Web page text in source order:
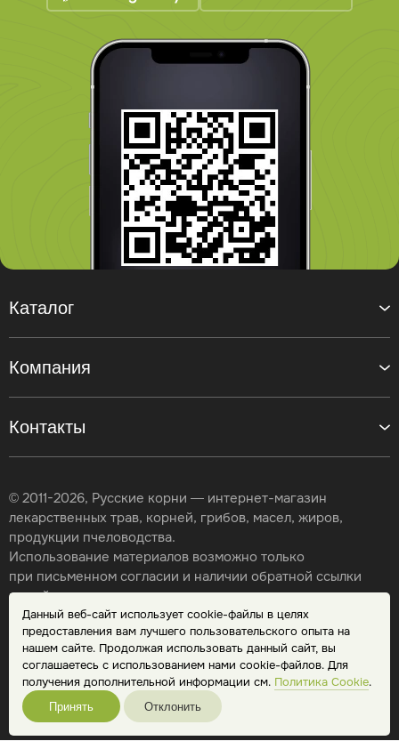
Данный веб-сайт использует cookie-файлы в целях
предоставления вам лучшего пользовательского опыта на
нашем сайте. Продолжая использовать данный сайт, вы
соглашаетесь с использованием нами cookie-файлов. Для
получения дополнительной информации см. Политика Cookie.
Принять Отклонить
Контакты
Каталог
Компания
© 2011-2026, Русские корни — интернет-магазин
лекарственных трав, корней, грибов, масел, жиров,
продукции пчеловодства.
Использование материалов возможно только
при письменном согласии и наличии обратной ссылки
на сайт.
Карта сайта
Политика конфиденциальности
Публичная оферта
Обработка персональных данных